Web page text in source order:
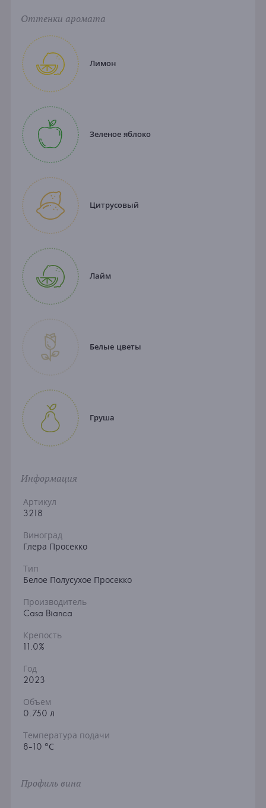
Оттенки аромата
Лимон
Зеленое яблоко
Цитрусовый
Лайм
Белые цветы
Груша
Информация
Артикул
3218
Виноград
Глера Просекко
Тип
Белое Полусухое Просекко
Производитель
Casa Bianca
Крепость
11.0%
Год
2023
Объем
0.750 л
Температура подачи
8-10 °С
Профиль вина